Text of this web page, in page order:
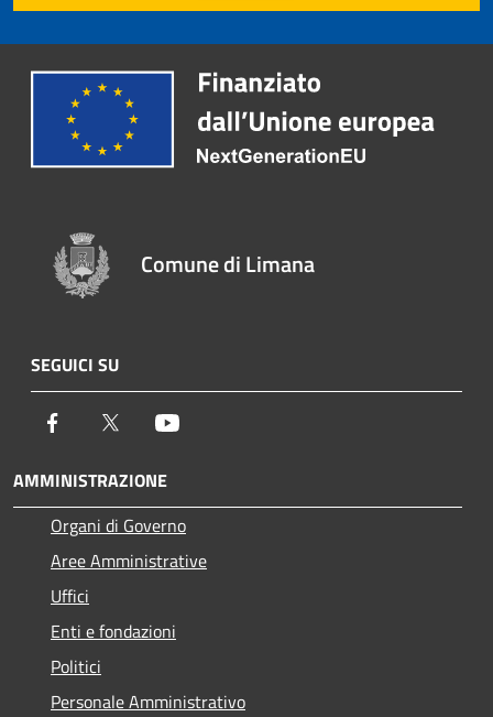
Comune di Limana
SEGUICI SU
Facebook Twitter
AMMINISTRAZIONE
Organi di Governo
Aree Amministrative
Uffici
Enti e fondazioni
Politici
Personale Amministrativo